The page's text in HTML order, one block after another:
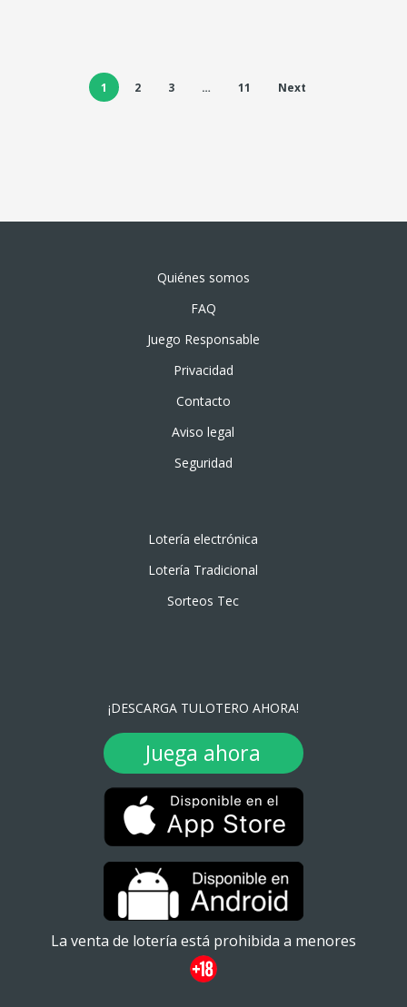
1 2 3 … 11 Next
Quiénes somos
FAQ
Juego Responsable
Privacidad
Contacto
Aviso legal
Seguridad
Lotería electrónica
Lotería Tradicional
Sorteos Tec
¡DESCARGA TULOTERO AHORA!
Juega ahora
La venta de lotería está prohibida a menores